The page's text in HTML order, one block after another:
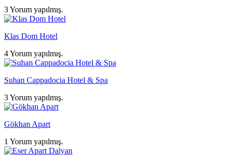
3 Yorum yapılmış.
Klas Dom Hotel
4 Yorum yapılmış.
Suhan Cappadocia Hotel & Spa
3 Yorum yapılmış.
Gökhan Apart
1 Yorum yapılmış.